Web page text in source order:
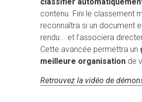
contenu. Fini le classement
reconnaîtra si un document
rendu... et l’associera
Cette avancée permettra un
meilleure organisationde
Retrouvez la vidéo de